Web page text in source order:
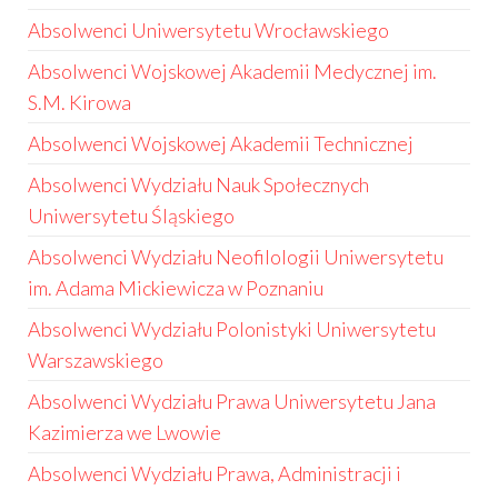
Absolwenci Uniwersytetu Wrocławskiego
Absolwenci Wojskowej Akademii Medycznej im.
S.M. Kirowa
Absolwenci Wojskowej Akademii Technicznej
Absolwenci Wydziału Nauk Społecznych
Uniwersytetu Śląskiego
Absolwenci Wydziału Neofilologii Uniwersytetu
im. Adama Mickiewicza w Poznaniu
Absolwenci Wydziału Polonistyki Uniwersytetu
Warszawskiego
Absolwenci Wydziału Prawa Uniwersytetu Jana
Kazimierza we Lwowie
Absolwenci Wydziału Prawa, Administracji i